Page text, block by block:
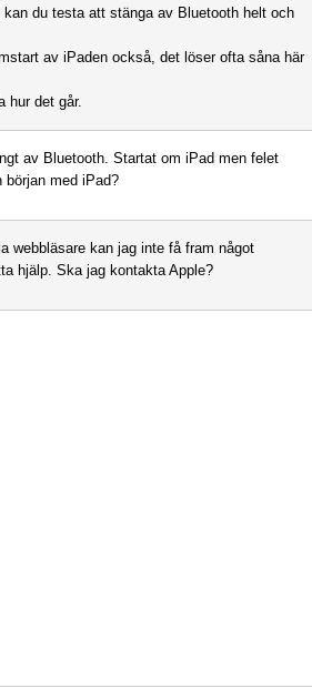
du testa att stänga av Bluetooth helt och
av iPaden också, det löser ofta såna här
hur det går.
av Bluetooth. Startat om iPad men felet
början med iPad?
webbläsare kan jag inte få fram något
hjälp. Ska jag kontakta Apple?